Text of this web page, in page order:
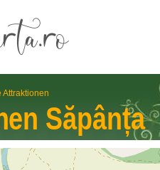
Attraktionen
Săpânța